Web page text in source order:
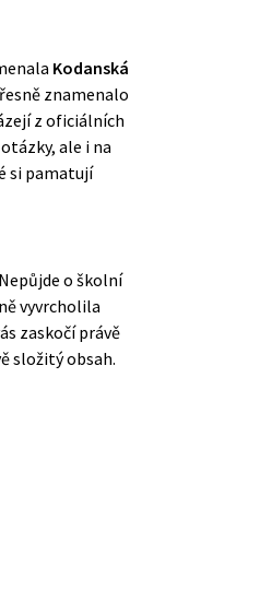
Kodanská
znamenalo
z oficiálních
ale i na
si pamatují
o školní
vyvrcholila
zaskočí právě
složitý obsah.